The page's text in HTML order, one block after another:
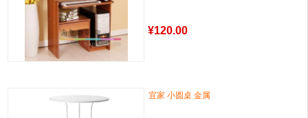
¥120.00
宜家 小圆桌 金属